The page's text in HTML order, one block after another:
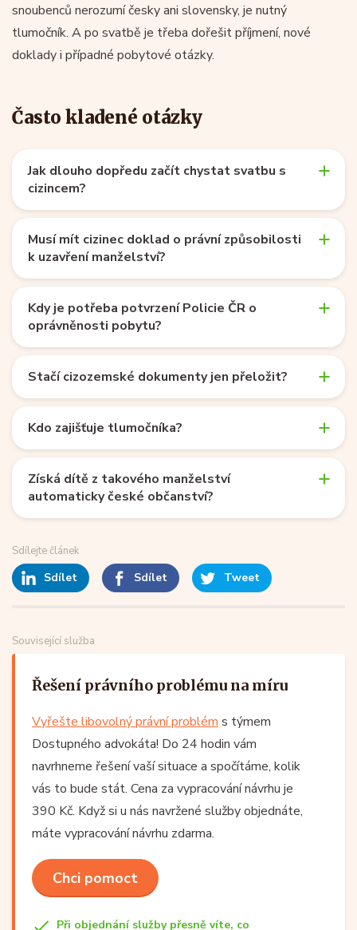
snoubenců nerozumí česky ani slovensky, je nutný
tlumočník. A po svatbě je třeba dořešit příjmení, nové
doklady i případné pobytové otázky.
Často kladené otázky
Jak dlouho dopředu začít chystat svatbu s
cizincem?
Musí mít cizinec doklad o právní způsobilosti
k uzavření manželství?
Kdy je potřeba potvrzení Policie ČR o
oprávněnosti pobytu?
Stačí cizozemské dokumenty jen přeložit?
Kdo zajišťuje tlumočníka?
Získá dítě z takového manželství
automaticky české občanství?
Sdílejte článek
Sdílet Sdílet Tweet
Související služba
Řešení právního problému na míru
Vyřešte libovolný právní problém s týmem
Dostupného advokáta! Do 24 hodin vám
navrhneme řešení vaší situace a spočítáme, kolik
vás to bude stát. Cena za vypracování návrhu je
390 Kč. Když si u nás navržené služby objednáte,
máte vypracování návrhu zdarma.
Chci pomoct
Při objednání služby přesně víte, co